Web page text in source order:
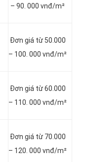
– 90. 000 vnđ/m²
Đơn giá từ 50.000
– 100. 000 vnđ/m²
Đơn giá từ 60.000
– 110. 000 vnđ/m²
Đơn giá từ 70.000
– 120. 000 vnđ/m²